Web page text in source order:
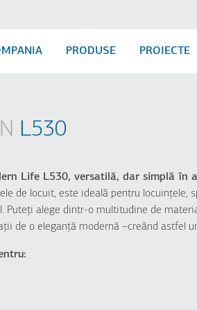
PRODUSE PROIECTE
A320
A310
L530
Life L530, versatilă, dar simplă în
de locuit, este ideală pentru locuințele,
Puteți alege dintr-o multitudine de
de o eleganță modernă –creând astfel